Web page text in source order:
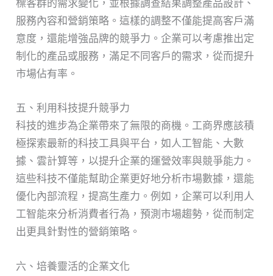
標客群的需求變化，並根據調查結果調整產品設計、
服務內容和營銷策略。這樣的調整不僅能提高客戶滿
意度，還能增強品牌的競爭力。企業可以考慮推出定
制化的產品或服務，滿足不同客戶的需求，從而提升
市場佔有率。
五、利用科技提升競爭力
科技的進步為企業帶來了無限的商機。工商界應該積
極探索最新的科技工具與平台，如人工智能、大數
據、雲計算等，以提升企業的運營效率與競爭能力。
這些科技不僅能幫助企業更好地分析市場數據，還能
優化內部流程，提高生產力。例如，企業可以利用人
工智能來分析消費者行為，預測市場趨勢，從而制定
出更具針對性的營銷策略。
六、培養靈活的企業文化